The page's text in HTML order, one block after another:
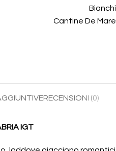
Bianchi
Cantine De Mare
RECENSIONI (0)
IGT